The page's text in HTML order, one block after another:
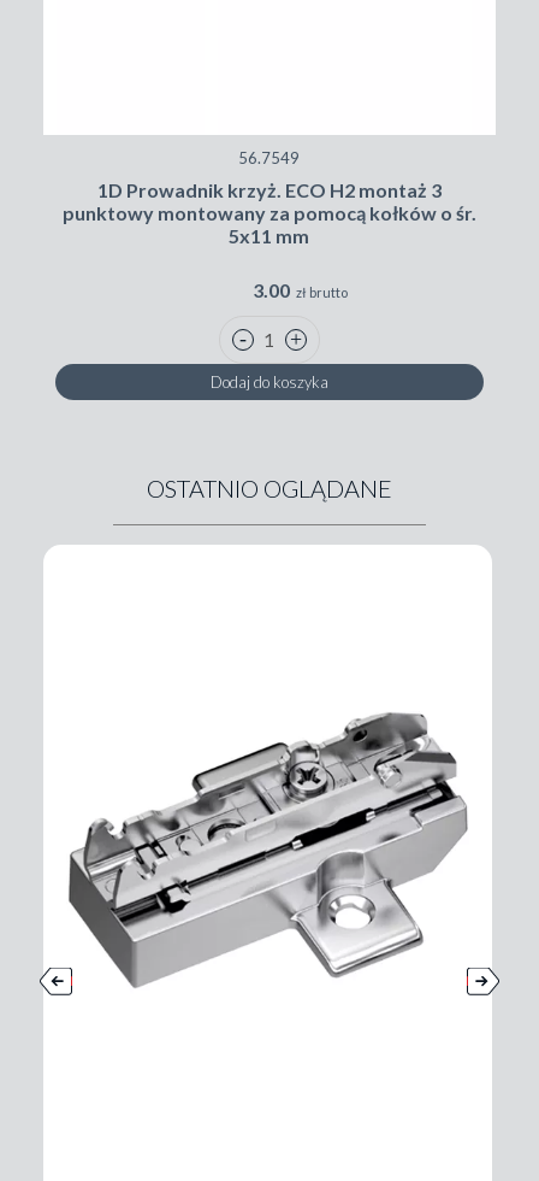
56.7549
1D Prowadnik krzyż. ECO H2 montaż 3
punktowy montowany za pomocą kołków o śr.
5x11 mm
3.00 zł brutto
Dodaj do koszyka
OSTATNIO OGLĄDANE